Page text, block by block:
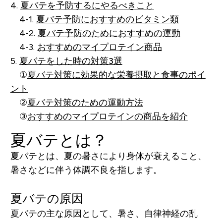
4. 夏バテを予防するにやるべきこと
4-1. 夏バテ予防におすすめのビタミン類
4-2. 夏バテ予防のためにおすすめの運動
4-3. おすすめのマイプロテイン商品
5. 夏バテをした時の対策3選
①夏バテ対策に効果的な栄養摂取と食事のポイ
ント
②夏バテ対策のための運動方法
③おすすめのマイプロテインの商品を紹介
夏バテとは？
夏バテとは、夏の暑さにより身体が衰えること、
暑さなどに伴う体調不良を指します。
夏バテの原因
夏バテの主な原因として、暑さ、自律神経の乱